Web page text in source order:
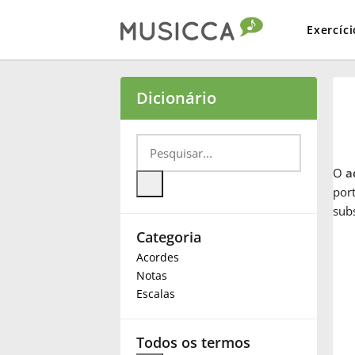
Български
Deutsch
Dicionário
Categoria
Acordes
Notas
Escalas
Todos os termos
O